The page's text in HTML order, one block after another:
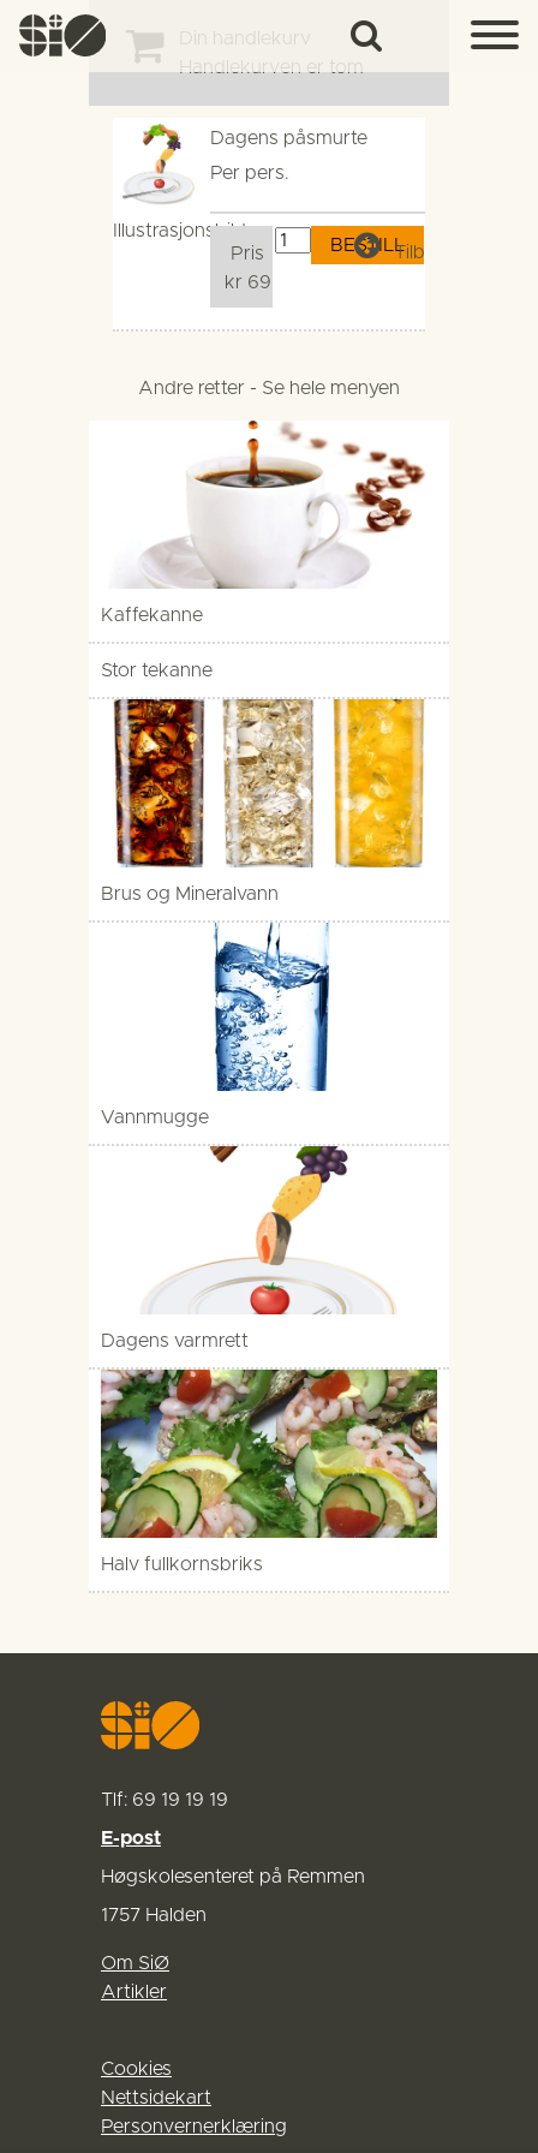
Din handlekurv
Handlekurven er tom
Illustrasjonsbilde
Dagens påsmurte
Per pers.
Pris
kr 69
Tilbake
Andre retter - Se hele menyen
Kaffekanne
Stor tekanne
Brus og Mineralvann
Vannmugge
Dagens varmrett
Halv fullkornsbriks
Tlf: 69 19 19 19
E-post
Høgskolesenteret på Remmen
1757 Halden
Om SiØ
Artikler
Cookies
Nettsidekart
Personvernerklæring